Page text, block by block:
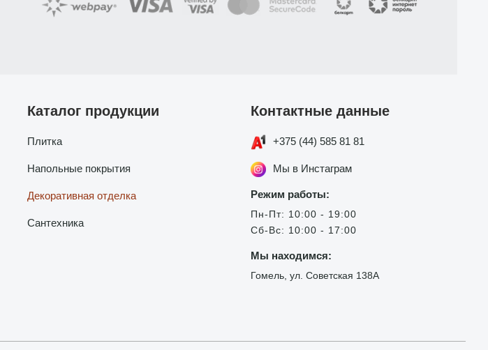
Каталог продукции
Плитка
Напольные покрытия
Декоративная отделка
Сантехника
Контактные данные
+375 (44) 585 81 81
Мы в Инстаграм
Режим работы:
Пн-Пт: 10:00 - 19:00
Сб-Вс: 10:00 - 17:00
Мы находимся:
Гомель, ул. Советская 138А